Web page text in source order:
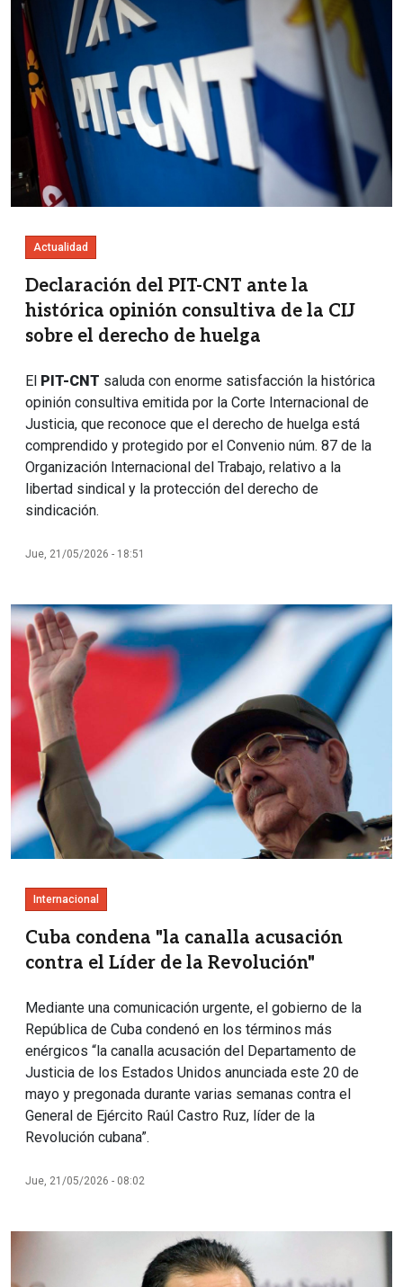
Actualidad
Declaración del PIT-CNT ante la
histórica opinión consultiva de la CIJ
sobre el derecho de huelga
El PIT-CNT saluda con enorme satisfacción la histórica
opinión consultiva emitida por la Corte Internacional de
Justicia, que reconoce que el derecho de huelga está
comprendido y protegido por el Convenio núm. 87 de la
Organización Internacional del Trabajo, relativo a la
libertad sindical y la protección del derecho de
sindicación.
Jue, 21/05/2026 - 18:51
Imagen
Internacional
Cuba condena "la canalla acusación
contra el Líder de la Revolución"
Mediante una comunicación urgente, el gobierno de la
República de Cuba condenó en los términos más
enérgicos “la canalla acusación del Departamento de
Justicia de los Estados Unidos anunciada este 20 de
mayo y pregonada durante varias semanas contra el
General de Ejército Raúl Castro Ruz, líder de la
Revolución cubana”.
Jue, 21/05/2026 - 08:02